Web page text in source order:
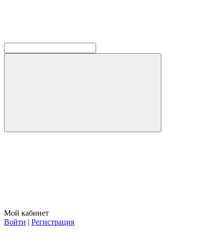
Мой кабинет
Войти | Регистрация